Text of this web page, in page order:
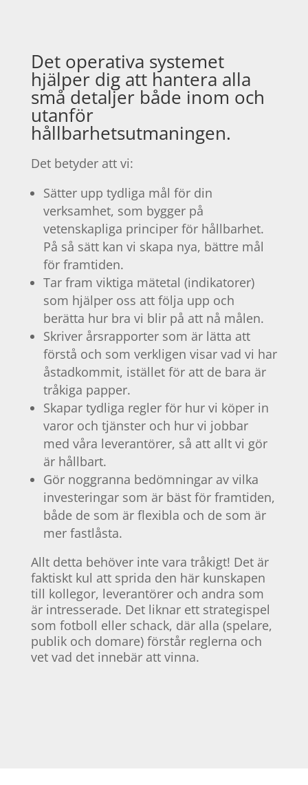
Det operativa systemet
hjälper dig att hantera alla
små detaljer både inom och
utanför
hållbarhetsutmaningen.
Det betyder att vi:
Sätter upp tydliga mål för din
verksamhet, som bygger på
vetenskapliga principer för hållbarhet.
På så sätt kan vi skapa nya, bättre mål
för framtiden.
Tar fram viktiga mätetal (indikatorer)
som hjälper oss att följa upp och
berätta hur bra vi blir på att nå målen.
Skriver årsrapporter som är lätta att
förstå och som verkligen visar vad vi har
åstadkommit, istället för att de bara är
tråkiga papper.
Skapar tydliga regler för hur vi köper in
varor och tjänster och hur vi jobbar
med våra leverantörer, så att allt vi gör
är hållbart.
Gör noggranna bedömningar av vilka
investeringar som är bäst för framtiden,
både de som är flexibla och de som är
mer fastlåsta.
Allt detta behöver inte vara tråkigt! Det är
faktiskt kul att sprida den här kunskapen
till kollegor, leverantörer och andra som
är intresserade. Det liknar ett strategispel
som fotboll eller schack, där alla (spelare,
publik och domare) förstår reglerna och
vet vad det innebär att vinna.